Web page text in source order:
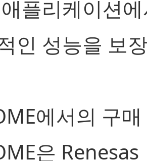
플리케이션
인 성능을 보
에서의 구
은 Renesas